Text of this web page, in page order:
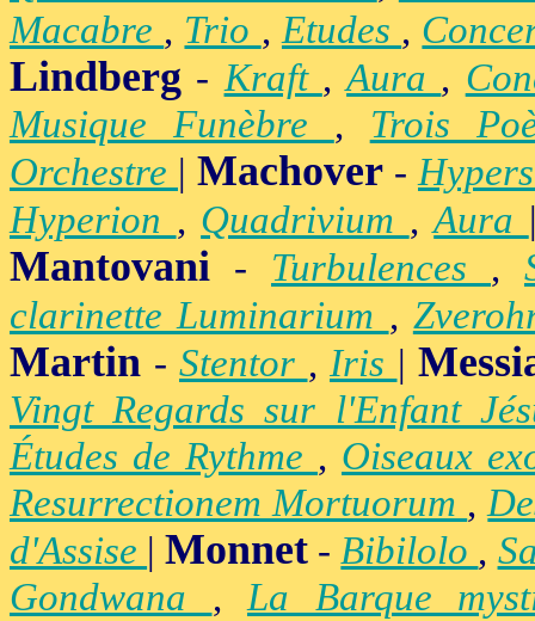
Macabre , Trio ,Etudes ,
Lindberg -Kraft ,Aura ,
Musique Funèbre , Trois
Orchestre | Machover -
Hyperion , Quadrivium ,Aura
Mantovani - Turbulences ,
clarinette Luminarium ,
Martin - Stentor , Iris |
Vingt Regards sur l'Enfant
Études de Rythme , Oiseaux
Resurrectionem Mortuorum ,
d'Assise |Monnet -Bibilolo ,
Gondwana ,La Barque